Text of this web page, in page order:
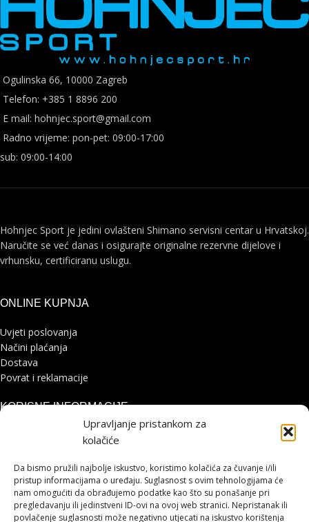
Upravljanje pristankom za
kolačiće
Da bismo pružili najbolje iskustvo, koristimo kolačića za čuvanje i/ili
pristup informacijama o uređaju. Suglasnost s ovim tehnologijama će
nam omogućiti da obrađujemo podatke kao što su ponašanje pri
pregledavanju ili jedinstveni ID-ovi na ovoj web stranici. Nepristanak ili
povlačenje suglasnosti može negativno utjecati na iskustvo korištenja
Ogulinska 66, 10000 Zagreb
Telefon: +385 1 8896 200
E mail: hohnjec.sport@gmail.com
Radno vrijeme: pon-pet: 09:00-17:00
sub: 09:00-14:00
Hohnjec Sport je jedini ovlašteni Shimano servisni centar u Hrvatskoj.
Naručite se već danas i osigurajte originalne rezervne dijelove i
vrhunsku, certificiranu uslugu.
ONLINE KUPNJA
Uvjeti poslovanja
Načini plaćanja
Dostava
Povrat i reklamacije
KORISNE INFORMACIJE
Zaštita osobnih podataka
Pohvale i prigovori
Platforma za online rješavanje sporova
STRANICE